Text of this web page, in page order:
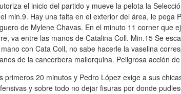
el inicio del partido y mueve la pelota la
min.9. Hay una falta en el exterior del área, le pega
de Mylene Chavas. En el minuto 11 corner que
va entre las manos de Catalina Coll. Min.15 Se
con Cata Coll, no sabe hacerle la vaselina
de la cancerbera mallorquina. Peligrosa acción
primeros 20 minutos y Pedro López exige a sus
y sobre todo no dejar fisuras por donde